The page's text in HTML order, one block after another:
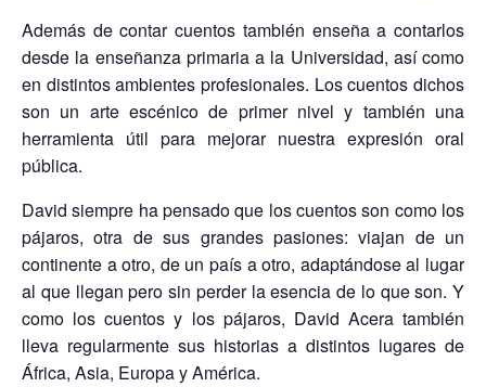
Además de contar cuentos también enseña a contarlos
desde la enseñanza primaria a la Universidad, así como
en distintos ambientes profesionales. Los cuentos dichos
son un arte escénico de primer nivel y también una
herramienta útil para mejorar nuestra expresión oral
pública.
David siempre ha pensado que los cuentos son como los
pájaros, otra de sus grandes pasiones: viajan de un
continente a otro, de un país a otro, adaptándose al lugar
al que llegan pero sin perder la esencia de lo que son. Y
como los cuentos y los pájaros, David Acera también
lleva regularmente sus historias a distintos lugares de
África, Asia, Europa y América.